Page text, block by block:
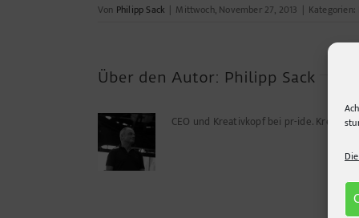
Von Philipp Sack | Mittwoch, November 27, 2013 | Kategorien:
Über den Autor: Philipp Sack
CEO und Kreativkopf bei pr-ide. Kreuz